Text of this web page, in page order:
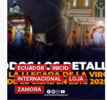
ECUADOR
INICIO
INTERNACIONAL
LOJA
ZAMORA